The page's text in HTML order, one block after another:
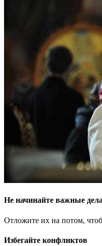
Не начинайте важные
Отложите их на потом,
Избегайте конфликтов